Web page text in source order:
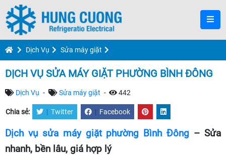
Dịch Vụ Sửa máy giặt
DỊCH VỤ SỬA MÁY GIẶT PHƯỜNG BÌNH ĐÔNG
Dịch Vụ - Sửa máy giặt - 442
Chia sẻ: | Twitter | Facebook
Dịch vụ sửa máy giặt phường Bình Đông – Sửa
nhanh, bền lâu, giá hợp lý